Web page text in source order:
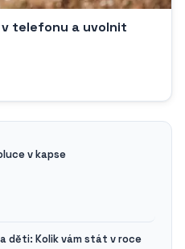
telefonu a uvolnit
v kapse
děti: Kolik vám stát v roce